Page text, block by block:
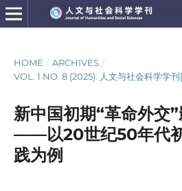
HOME / ARCHIVES /
VOL. 1 NO. 8 (2025): 人文与社会科学学刊
新中国初期“革命外交
——以20世纪50年代
践为例